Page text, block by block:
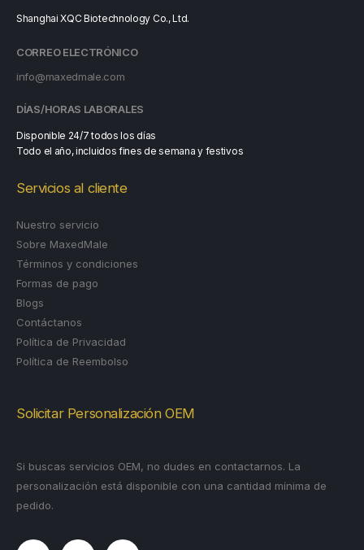
Shanghai XQC Biotechnology Co., Ltd.
CORREO ELECTRÓNICO
info@maxedmale.com
DÍAS/HORAS LABORALES
Disponible 24/7 todos los días
Todo el año, incluidos fines de semana y festivos
Servicios al cliente
Nuestro servicio
Sobre MaxedMale
Términos y condiciones
Formas de pago
Blogs
Contáctanos
Política de Privacidad
Política de Reembolso
Solicitar Personalización OEM
Si buscas servicios OEM, no dudes en contactarnos. La
personalización está disponible con una cantidad mínima de
pedido.